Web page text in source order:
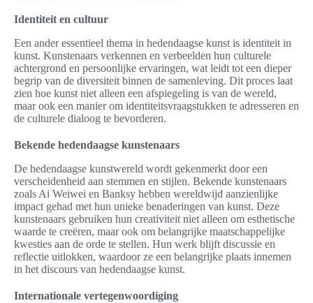
Identiteit en cultuur
Een ander essentieel thema in hedendaagse kunst is identiteit in
kunst. Kunstenaars verkennen en verbeelden hun culturele
achtergrond en persoonlijke ervaringen, wat leidt tot een dieper
begrip van de diversiteit binnen de samenleving. Dit proces laat
zien hoe kunst niet alleen een afspiegeling is van de wereld,
maar ook een manier om identiteitsvraagstukken te adresseren en
de culturele dialoog te bevorderen.
Bekende hedendaagse kunstenaars
De hedendaagse kunstwereld wordt gekenmerkt door een
verscheidenheid aan stemmen en stijlen. Bekende kunstenaars
zoals Ai Weiwei en Banksy hebben wereldwijd aanzienlijke
impact gehad met hun unieke benaderingen van kunst. Deze
kunstenaars gebruiken hun creativiteit niet alleen om esthetische
waarde te creëren, maar ook om belangrijke maatschappelijke
kwesties aan de orde te stellen. Hun werk blijft discussie en
reflectie uitlokken, waardoor ze een belangrijke plaats innemen
in het discours van hedendaagse kunst.
Internationale vertegenwoordiging